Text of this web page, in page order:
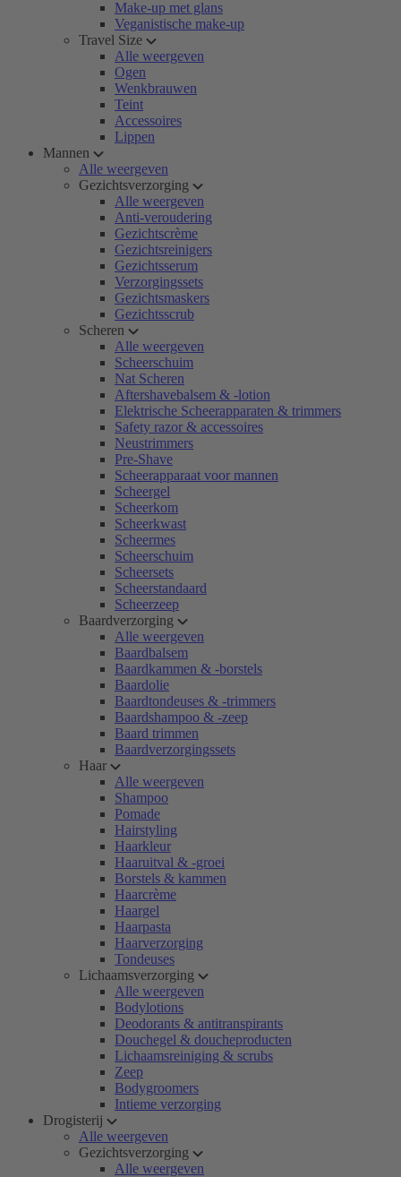
Make-up met glans
Veganistische make-up
Travel Size
Alle weergeven
Ogen
Wenkbrauwen
Teint
Accessoires
Lippen
Mannen
Alle weergeven
Gezichtsverzorging
Alle weergeven
Anti-veroudering
Gezichtscrème
Gezichtsreinigers
Gezichtsserum
Verzorgingssets
Gezichtsmaskers
Gezichtsscrub
Scheren
Alle weergeven
Scheerschuim
Nat Scheren
Aftershavebalsem & -lotion
Elektrische Scheerapparaten & trimmers
Safety razor & accessoires
Neustrimmers
Pre-Shave
Scheerapparaat voor mannen
Scheergel
Scheerkom
Scheerkwast
Scheermes
Scheerschuim
Scheersets
Scheerstandaard
Scheerzeep
Baardverzorging
Alle weergeven
Baardbalsem
Baardkammen & -borstels
Baardolie
Baardtondeuses & -trimmers
Baardshampoo & -zeep
Baard trimmen
Baardverzorgingssets
Haar
Alle weergeven
Shampoo
Pomade
Hairstyling
Haarkleur
Haaruitval & -groei
Borstels & kammen
Haarcrème
Haargel
Haarpasta
Haarverzorging
Tondeuses
Lichaamsverzorging
Alle weergeven
Bodylotions
Deodorants & antitranspirants
Douchegel & doucheproducten
Lichaamsreiniging & scrubs
Zeep
Bodygroomers
Intieme verzorging
Drogisterij
Alle weergeven
Gezichtsverzorging
Alle weergeven